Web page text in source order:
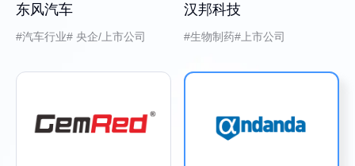
东风汽车
汽车行业 央企/上市公司
汉邦科技
生物制药 上市公司